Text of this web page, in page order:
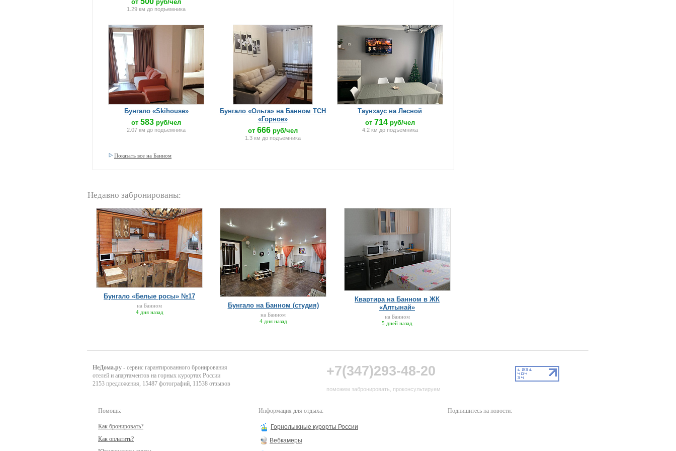
от
руб/чел
1.29 км до подъемника
Бунгало «Skihouse»
от 583 руб/чел
2.07 км до подъемника
Бунгало «Ольга» на Банном ТСН
«Горное»
от 666руб/чел
1.3 км до подъемника
Таунхаус на Лесной
от 714руб/чел
4.2 км до подъемника
Показать все на Банном
Недавно забронированы:
Бунгало «Белые росы» №17
на Банном
4 дня назад
Бунгало на Банном (студия)
на Банном
4 дня назад
Квартира на Банном в ЖК
«Алтынай»
на Банном
5 дней назад
НеДома.ру - сервис гарантированного бронирования
отелей и апартаментов на горных курортах России
2153 предложения, 15487 фотографий, 11538 отзывов
+7(347)293-48-20
поможем забронировать, проконсультируем
Помощь:
Как бронировать?
Как оплатить?
Информация для отдыха:
Горнолыжные курорты России
Вебкамеры
Подпишитесь на новости: